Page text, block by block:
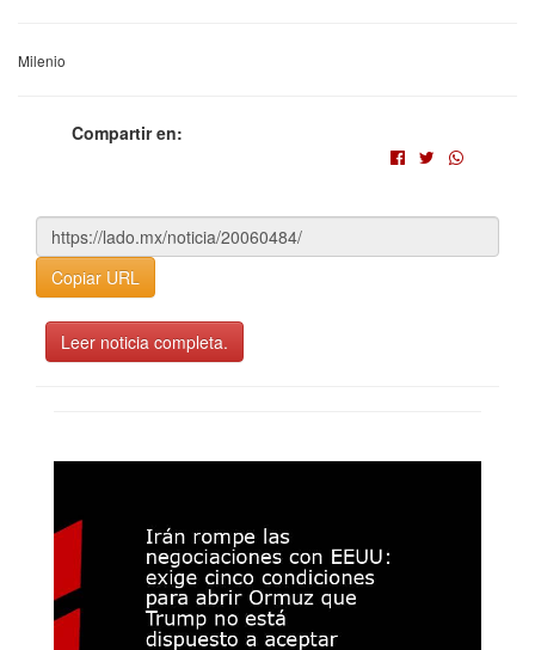
Milenio
Compartir en:
Copiar URL
Leer noticia completa.